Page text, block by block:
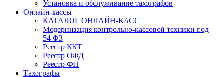
Установка и обслуживание тахографов
Онлайн-кассы
КАТАЛОГ ОНЛАЙН-КАСС
Модернизация контрольно-кассовой техники под
54 ФЗ
Реестр ККТ
Реестр ОФД
Реестр ФН
Тахографы